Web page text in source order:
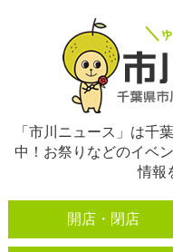
「市川ニュース」は千
中！お祭りなどのイベ
情報
開店・閉店